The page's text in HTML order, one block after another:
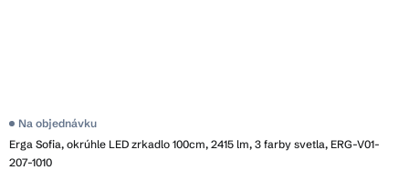
Erga Sofia, okrúhle LED zrkadlo 100cm, 2415 lm, 3 farby svetla, ERG-V01-
207-1010
Priemerné
produktu
je
Na objednávku